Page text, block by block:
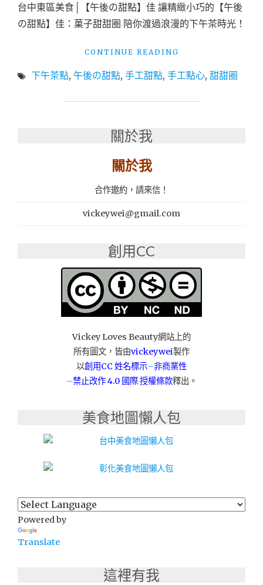
典
美
食、
在
美
台中東區美食│【午後の甜點】佳 讓精緻小巧的【午後
の甜點】佳：菓子甜甜圈 陪你渡過浪漫的下午茶時光！
CONTINUE READING
東
美
精
美
味
的
下
茶
點
心"
下午茶點, 午後の甜點, 手工甜點, 手工點心, 甜甜圈
關於我
關於我
合作邀約，請來信！
vickeywei@gmail.com
創用CC
Vickey Loves Beauty網站上的
所有圖文，皆由vickeywei製作
以創用CC 姓名標示–非商業性
–禁止改作4.0 國際 授權條款釋出。
美食地圖懶人包
Powered by
Translate
這裡有我